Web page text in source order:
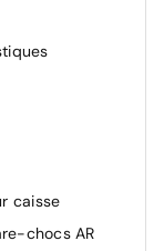
de cuir
caisse
chocs AR